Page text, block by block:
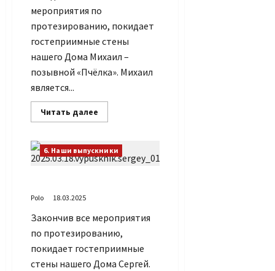
мероприятия по
протезированию, покидает
гостеприимные стены
нашего Дома Михаил –
позывной «Пчёлка». Михаил
является...
Читать далее
больше
очередной
выпуск
–
6. Наши выпускники
Polo 18.03.2025
Закончив все мероприятия
по протезированию,
покидает гостеприимные
стены нашего Дома Сергей.